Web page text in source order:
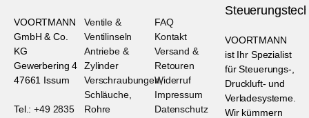
VOORTMANN
GmbH & Co.
KG
Gewerbering 4
47661 Issum
Tel.:+49 2835
Ventile &
Ventilinseln
Antriebe &
Zylinder
Verschraubungen,
Schläuche,
Rohre
FAQ
Kontakt
Versand &
Retouren
Widerruf
Impressum
Datenschutz
VOORTMANN
ist Ihr Spezialist
für Steuerungs-,
Druckluft- und
Verladesysteme.
Wir kümmern